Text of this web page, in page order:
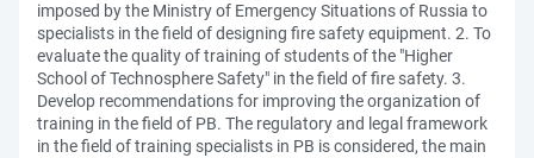
imposed by the Ministry of Emergency Situations of Russia to
specialists in the field of designing fire safety equipment. 2. To
evaluate the quality of training of students of the "Higher
School of Technosphere Safety" in the field of fire safety. 3.
Develop recommendations for improving the organization of
training in the field of PB. The regulatory and legal framework
in the field of training specialists in PB is considered, the main